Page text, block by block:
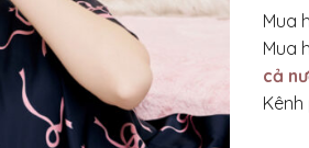
Mua
Mua
cả